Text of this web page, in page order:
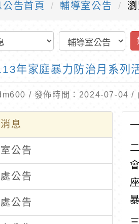
公告首頁 輔導室公告
年家庭暴力防治月系列
/ 發佈時間：2024-07-04 /
息
公告
公告
公告